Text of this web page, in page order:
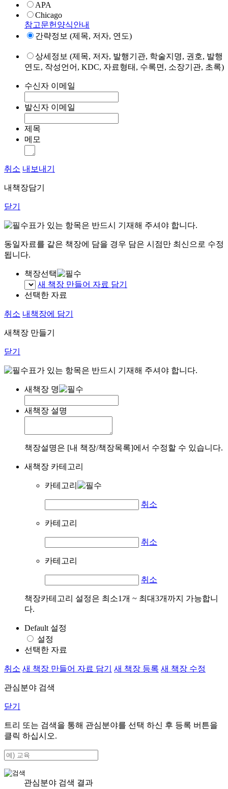
APA
Chicago
참고문헌양식안내
간략정보 (제목, 저자, 연도)
상세정보 (제목, 저자, 발행기관, 학술지명, 권호, 발행
연도, 작성언어, KDC, 자료형태, 수록면, 소장기관, 초록)
수신자 이메일
발신자 이메일
제목
메모
취소 내보내기
내책장담기
닫기
표가 있는 항목은 반드시 기재해 주셔야 합니다.
동일자료를 같은 책장에 담을 경우 담은 시점만 최신으로 수정
됩니다.
책장선택
새 책장 만들어 자료 담기
선택한 자료
취소 내책장에 담기
새책장 만들기
닫기
표가 있는 항목은 반드시 기재해 주셔야 합니다.
새책장 명
새책장 설명
책장설명은 [내 책장/책장목록]에서 수정할 수 있습니다.
새책장 카테고리
카테고리
취소
카테고리
취소
카테고리
취소
책장카테고리 설정은 최소1개 ~ 최대3개까지 가능합니
다.
Default 설정
설정
선택한 자료
취소 새 책장 만들어 자료 담기 새 책장 등록 새 책장 수정
관심분야 검색
닫기
트리 또는 검색을 통해 관심분야를 선택 하신 후 등록 버튼을
클릭 하십시오.
관심분야 검색 결과